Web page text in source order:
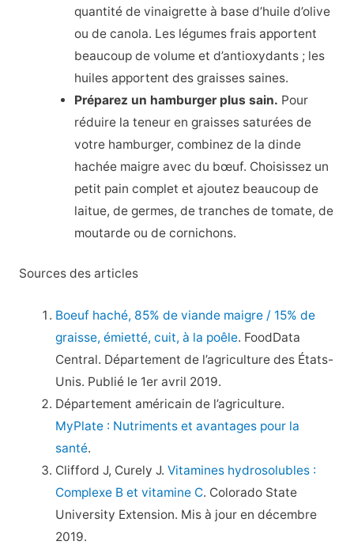
quantité de vinaigrette à base d’huile d’olive
ou de canola. Les légumes frais apportent
beaucoup de volume et d’antioxydants ; les
huiles apportent des graisses saines.
Préparez un hamburger plus sain. Pour
réduire la teneur en graisses saturées de
votre hamburger, combinez de la dinde
hachée maigre avec du bœuf. Choisissez un
petit pain complet et ajoutez beaucoup de
laitue, de germes, de tranches de tomate, de
moutarde ou de cornichons.
Sources des articles
Boeuf haché, 85% de viande maigre / 15% de
graisse, émietté, cuit, à la poêle. FoodData
Central. Département de l’agriculture des États-
Unis. Publié le 1er avril 2019.
Département américain de l’agriculture.
MyPlate : Nutriments et avantages pour la
santé.
Clifford J, Curely J.Vitamines hydrosolubles :
Complexe B et vitamine C. Colorado State
University Extension. Mis à jour en décembre
2019.